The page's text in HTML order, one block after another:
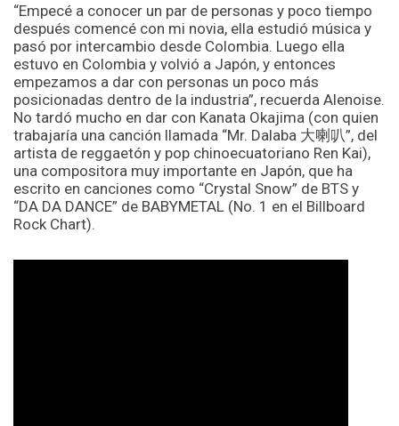
“Empecé a conocer un par de personas y poco tiempo
después comencé con mi novia, ella estudió música y
pasó por intercambio desde Colombia. Luego ella
estuvo en Colombia y volvió a Japón, y entonces
empezamos a dar con personas un poco más
posicionadas dentro de la industria”, recuerda Alenoise.
No tardó mucho en dar con Kanata Okajima (con quien
trabajaría una canción llamada “Mr. Dalaba 大喇叭”, del
artista de reggaetón y pop chinoecuatoriano Ren Kai),
una compositora muy importante en Japón, que ha
escrito en canciones como “Crystal Snow” de BTS y
“DA DA DANCE” de BABYMETAL (No. 1 en el Billboard
Rock Chart).